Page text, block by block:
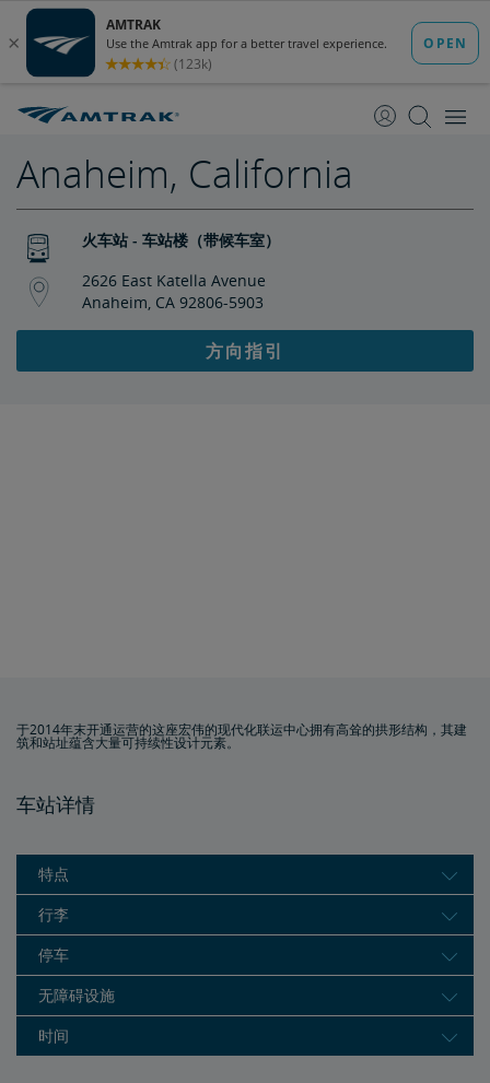
至
至
Anaheim, California
火车站 - 车站楼（带候车室）
2626 East Katella Avenue
Anaheim, CA 92806-5903
方向指引
于2014年末开通运营的这座宏伟的现代化联运中心拥有高耸的拱形结构，其建
筑和站址蕴含大量可持续性设计元素。
车站详情
特点
行李
停车
无障碍设施
时间